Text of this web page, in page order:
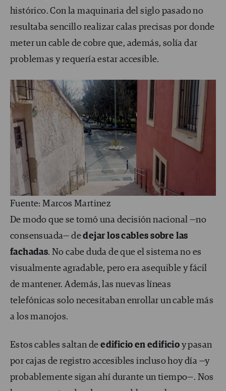
histórico. Con la maquinaria del siglo pasado no
resultaba sencillo realizar calas precisas por donde
meter un cable de cobre que, además, solía dar
problemas y requería estar accesible.
Fuente: Marcos Martinez
De modo que se tomó una decisión nacional —no
consensuada— dedejar los cables sobre las
fachadas. No cabe duda de que el sistema no es
visualmente agradable, pero era asequible y fácil
de mantener. Además, las nuevas líneas
telefónicas solo necesitaban enrollar un cable más
a los manojos.
Estos cables saltan deedificio en edificio y pasan
por cajas de registro accesibles incluso hoy día —y
probablemente sigan ahí durante un tiempo—. Nos